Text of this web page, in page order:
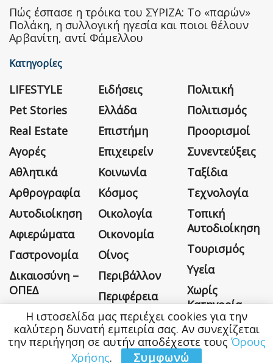
Πώς έσπασε η τρόικα του ΣΥΡΙΖΑ: Το «παρών»
Πολάκη, η συλλογική ηγεσία και ποιοι θέλουν
Αρβανίτη, αντί Φάμελλου
Κατηγορίες
LIFESTYLE
Pet Stories
Real Estate
Αγορές
Αθλητικά
Αρθρογραφία
Αυτοδιοίκηση
Αφιερώματα
Γαστρονομία
Δικαιοσύνη –
ΟΠΕΔ
Ειδήσεις
Ελλάδα
Επιστήμη
Επιχειρείν
Κοινωνία
Κόσμος
Οικολογία
Οικονομία
Οίνος
Περιβάλλον
Περιφέρεια
Πολιτική
Πολιτισμός
Προορισμοί
Συνεντεύξεις
Ταξίδια
Τεχνολογία
Τοπική
Αυτοδιοίκηση
Τουρισμός
Υγεία
Χωρίς
Κατηγορία
Η ιστοσελίδα μας περιέχει cookies για την
καλύτερη δυνατή εμπειρία σας. Αν συνεχίζεται
την περιήγηση σε αυτήν αποδέχεστε τους Όρους
Χρήσης. Συμφωνώ